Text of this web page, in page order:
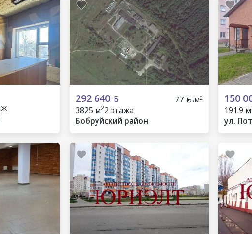
292 640 77 /м2
3825 м22 этажа
Бобруйский район
150
191.9 м
ул.